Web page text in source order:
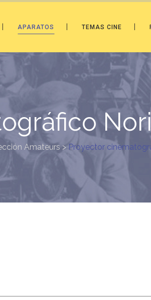
APARATOS TEMAS CINE
Amateurs>Proyector